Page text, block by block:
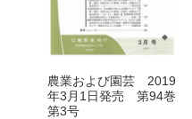
農業および園芸 2019
年3月1日発売 第94巻
第3号